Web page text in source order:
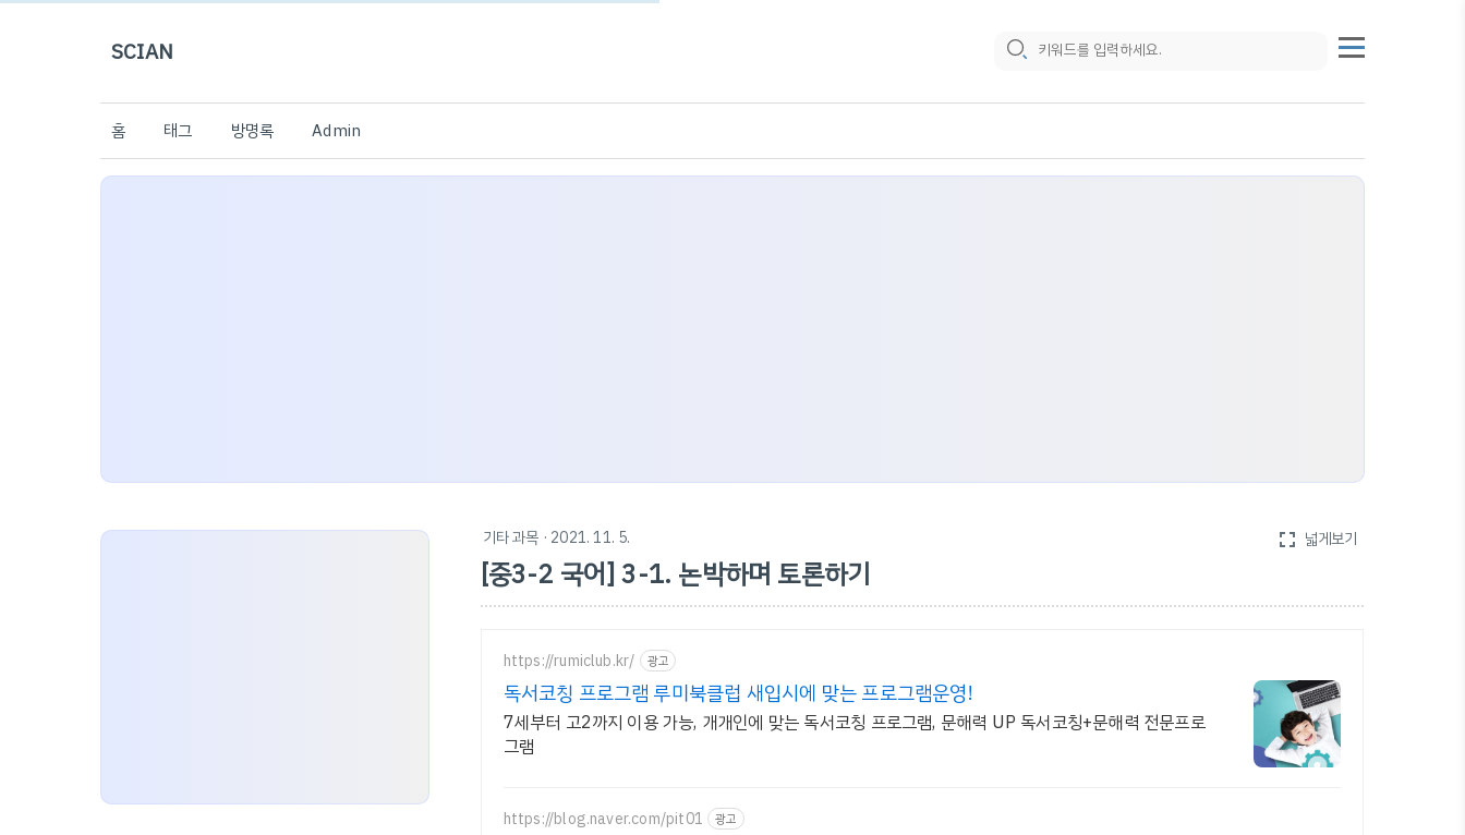
SCIAN
홈 태그 방명록 Admin
기타 과목 · 2021. 11. 5. fullscreen 넓게보기
[중3-2 국어] 3-1. 논박하며 토론하기
https://rumiclub.kr/ 광고
독서코칭 프로그램 루미북클럽 새입시에 맞는 프로그램운영!
7세부터 고2까지 이용 가능, 개개인에 맞는 독서코칭 프로그램, 문해력 UP 독서코칭+문해력 전문프로
그램
https://blog.naver.com/pit01 광고